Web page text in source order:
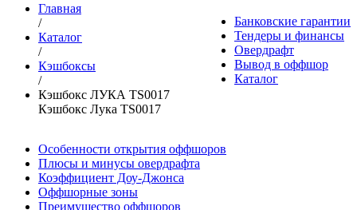
Банковские гарантии
Тендеры и финансы
Овердрафт
Вывод в оффшор
Каталог
Главная
/
Каталог
/
Кэшбоксы
/
Кэшбокс ЛУКА TS0017
Кэшбокс Лука TS0017
Особенности открытия оффшоров
Плюсы и минусы овердрафта
Коэффициент Доу-Джонса
Оффшорные зоны
Преимущество оффшоров